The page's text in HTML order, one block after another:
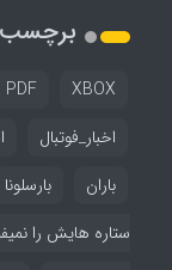
PDF XBOX
اخبار_فوتبال
باران
بارسلونا
ستاره هایش را